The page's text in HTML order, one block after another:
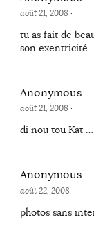
août 21, 2008 ·
tu as fait de
son exentricité
Anonymous
août 21, 2008 ·
di nou tou Kat
Anonymous
août 22, 2008 ·
photos sans